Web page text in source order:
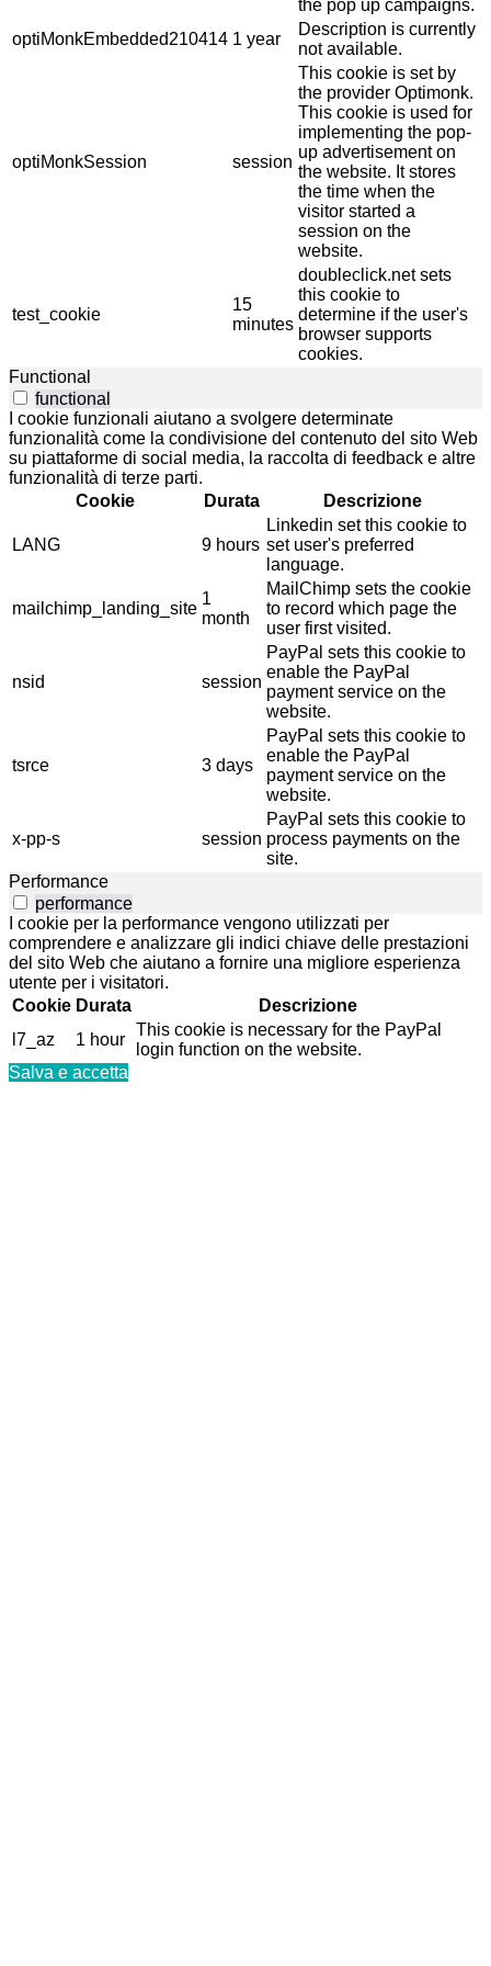
the pop up campaigns.
optiMonkEmbedded210414 1 year
Description is currently
not available.
optiMonkSession session
This cookie is set by
the provider Optimonk.
This cookie is used for
implementing the pop-
up advertisement on
the website. It stores
the time when the
visitor started a
session on the
website.
test_cookie
15
minutes
doubleclick.net sets
this cookie to
determine if the user's
browser supports
cookies.
Functional
functional
I cookie funzionali aiutano a svolgere determinate
funzionalità come la condivisione del contenuto del sito Web
su piattaforme di social media, la raccolta di feedback e altre
funzionalità di terze parti.
Cookie
Durata Descrizione
LANG 9 hours
Linkedin set this cookie to
set user's preferred
language.
mailchimp_landing_site
1
month
MailChimp sets the cookie
to record which page the
user first visited.
nsid session
PayPal sets this cookie to
enable the PayPal
payment service on the
website.
tsrce 3 days
PayPal sets this cookie to
enable the PayPal
payment service on the
website.
x-pp-s session
PayPal sets this cookie to
process payments on the
site.
Performance
performance
I cookie per la performance vengono utilizzati per
comprendere e analizzare gli indici chiave delle prestazioni
del sito Web che aiutano a fornire una migliore esperienza
utente per i visitatori.
Cookie Durata
Descrizione
l7_az
1 hour
This cookie is necessary for the PayPal
login function on the website.
Salva e accetta